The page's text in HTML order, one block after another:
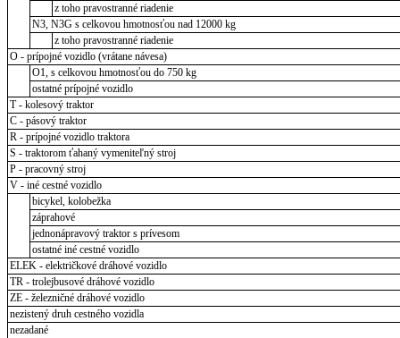
z toho pravostranné riadenie
N3, N3G s celkovou hmotnosťou nad 12000 kg
z toho pravostranné riadenie
O - prípojné vozidlo (vrátane návesa)
O1, s celkovou hmotnosťou do 750 kg
ostatné prípojné vozidlo
T - kolesový traktor
C - pásový traktor
R - prípojné vozidlo traktora
S - traktorom ťahaný vymeniteľný stroj
P - pracovný stroj
V - iné cestné vozidlo
bicykel, kolobežka
záprahové
jednonápravový traktor s prívesom
ostatné iné cestné vozidlo
ELEK - električkové dráhové vozidlo
TR - trolejbusové dráhové vozidlo
ZE - železničné dráhové vozidlo
nezistený druh cestného vozidla
nezadané